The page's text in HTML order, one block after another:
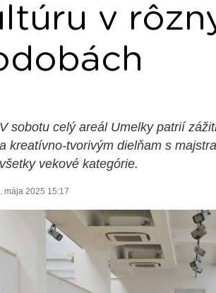
v
V sobotu celý areál Umelky patrií
a kreatívno-tvorivým dielňam s
všetky vekové kategórie.
mája 2025 15:17